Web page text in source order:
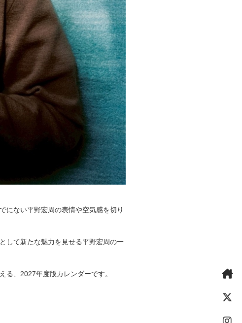
にない平野宏周の表情や空気感を切り
して新たな魅力を見せる平野宏周の一
る、2027年度版カレンダーです。